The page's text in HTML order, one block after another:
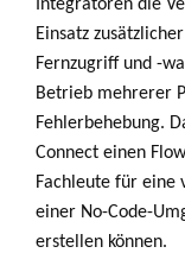
Integratoren die
Einsatz
Fernzugriff und -
Betrieb mehrerer
Fehlerbehebung.
Connect einen
Fachleute für
einer No-Code-
erstellen können.